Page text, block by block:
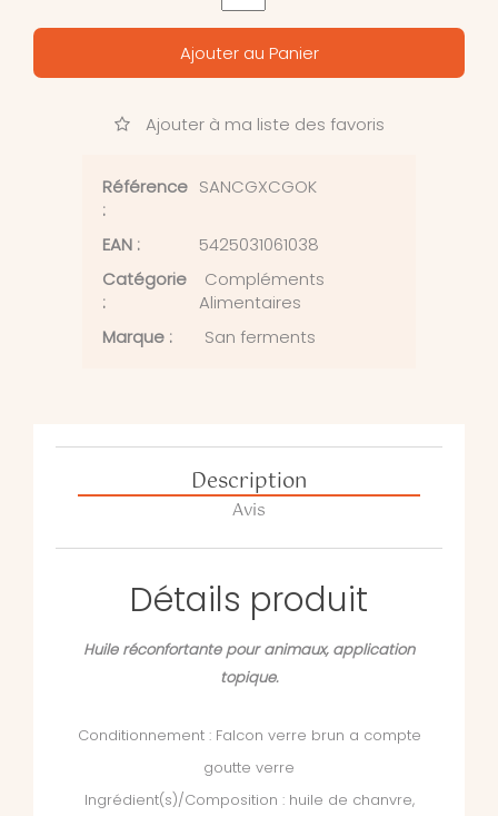
Ajouter au Panier
Ajouter à ma liste des favoris
Référence
:
SANCGXCGOK
EAN :
5425031061038
Catégorie
:
Compléments
Alimentaires
Marque :
San ferments
Description
Avis
Détails produit
Huile réconfortante pour animaux, application
topique.
Conditionnement : Falcon verre brun a compte
goutte verre
Ingrédient(s)/Composition : huile de chanvre,